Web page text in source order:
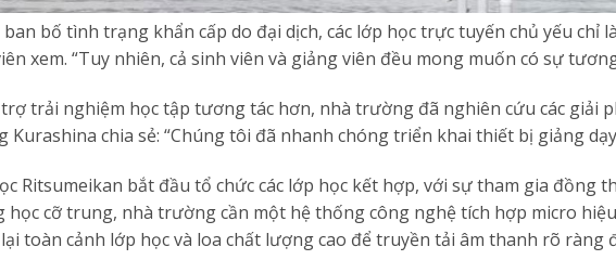
bố tình trạng khẩn cấp do đại dịch, các lớp học trực tuyến chủ yếu chỉ
xem. “Tuy nhiên, cả sinh viên và giảng viên đều mong muốn có sự
trải nghiệm học tập tương tác hơn, nhà trường đã nghiên cứu các giải
Kurashina chia sẻ: “Chúng tôi đã nhanh chóng triển khai thiết bị giảng
Ritsumeikan bắt đầu tổ chức các lớp học kết hợp, với sự tham gia đồng
học cỡ trung, nhà trường cần một hệ thống công nghệ tích hợp micro
toàn cảnh lớp học và loa chất lượng cao để truyền tải âm thanh rõ ràng